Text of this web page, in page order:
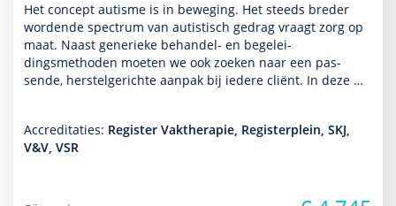
Het concept autisme is in beweging. Het steeds breder
wordende spectrum van autis­tisch gedrag vraagt zorg op
maat. Naast generieke behan­del- en bege­lei­
dingsmethoden moeten we ook zoeken naar een pas­
sende, herstelgerichte aanpak bij iedere cliënt. In deze …
Accreditaties: Register Vaktherapie, Registerplein, SKJ,
V&V, VSR